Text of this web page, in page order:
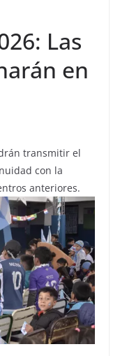
Las
en
transmitir el
con la
anteriores.